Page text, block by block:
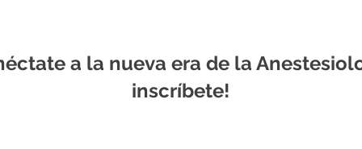
a la nueva era de la
inscríbete!